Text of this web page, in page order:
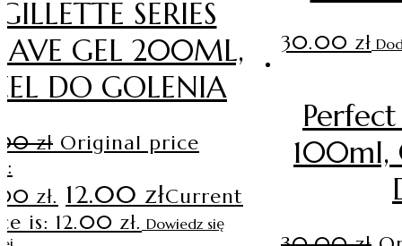
GILLETTE SERIES
GEL 200ML,
DO GOLENIA
zł Original price
zł. 12.00 złCurrent
is: 12.00 zł. Dowiedz się
30.00 zł
100ml,